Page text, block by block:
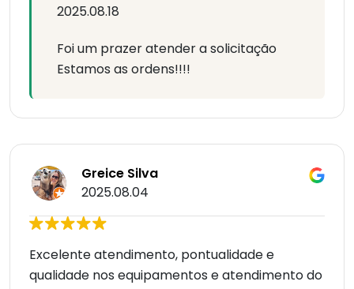
2025.08.18
Foi um prazer atender a solicitação
Estamos as ordens!!!!
Greice Silva
2025.08.04
Excelente atendimento, pontualidade e
qualidade nos equipamentos e atendimento do